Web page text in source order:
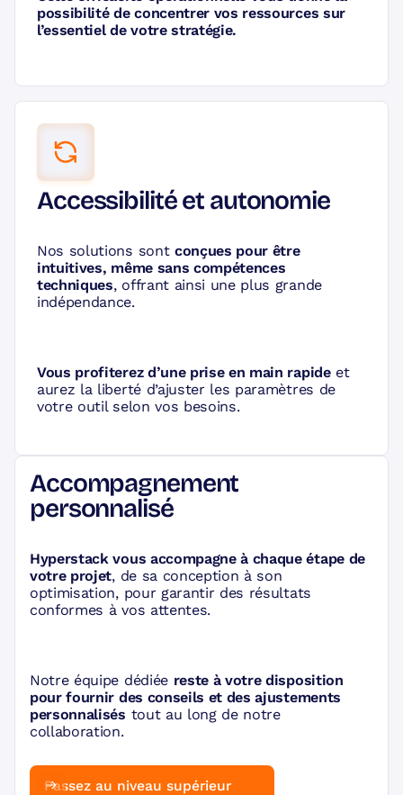
possibilité de concentrer vos ressources sur
l’essentiel de votre stratégie.
Accessibilité et autonomie
Nos solutions sont conçues pour être
intuitives, même sans compétences
techniques, offrant ainsi une plus grande
indépendance.
Vous profiterez d’une prise en main rapideet
aurez la liberté d’ajuster les paramètres de
votre outil selon vos besoins.
Accompagnement
personnalisé
Hyperstack vous accompagne à chaque étape de
votre projet, de sa conception à son
optimisation, pour garantir des résultats
conformes à vos attentes.
Notre équipe dédiée reste à votre disposition
pour fournir des conseils et des ajustements
personnalisés tout au long de notre
collaboration.
Passez au niveau supérieur